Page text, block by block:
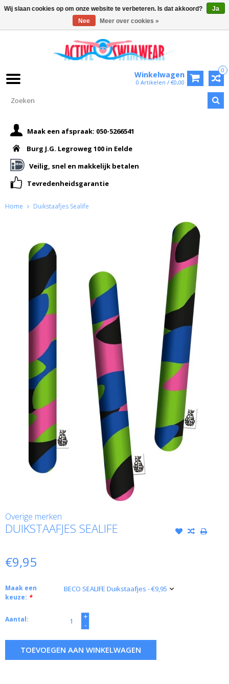
0
Winkelwagen
0 Artikelen / €0,00
Maak een afspraak: 050-5266541
Burg J.G. Legroweg 100 in Eelde
Veilig, snel en makkelijk betalen
Tevredenheidsgarantie
Home Duikstaafjes Sealife
Overige merken
DUIKSTAAFJES SEALIFE
€9,95
Maak een
keuze: *
Aantal:
+
-
TOEVOEGEN AAN WINKELWAGEN
Wij slaan cookies op om onze website te verbeteren. Is dat akkoord?
Ja
Nee
Meer over cookies »